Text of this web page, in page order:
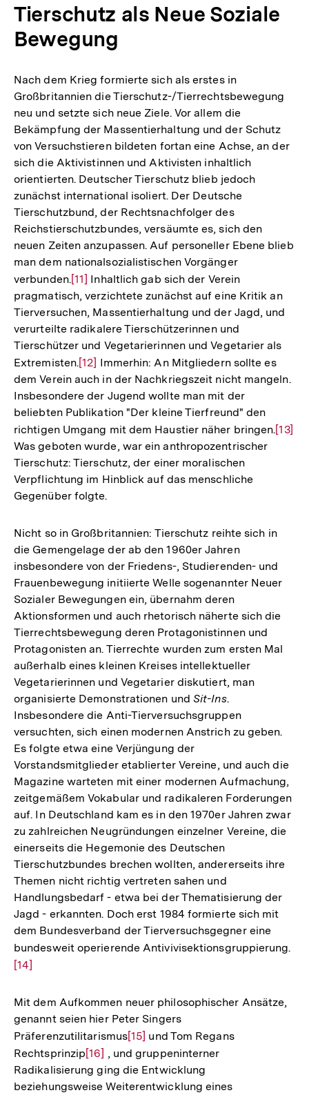
Fußnote
Tierschutz als Neue Soziale
Bewegung
Nach dem Krieg formierte sich als erstes in
Großbritannien die Tierschutz-/Tierrechtsbewegung
neu und setzte sich neue Ziele. Vor allem die
Bekämpfung der Massentierhaltung und der Schutz
von Versuchstieren bildeten fortan eine Achse, an der
sich die Aktivistinnen und Aktivisten inhaltlich
orientierten. Deutscher Tierschutz blieb jedoch
zunächst international isoliert. Der Deutsche
Tierschutzbund, der Rechtsnachfolger des
Reichstierschutzbundes, versäumte es, sich den
neuen Zeiten anzupassen. Auf personeller Ebene blieb
man dem nationalsozialistischen Vorgänger
verbunden.Zur
Auflösung
der
Fußnote
[11] Inhaltlich gab sich der Verein
pragmatisch, verzichtete zunächst auf eine Kritik an
Tierversuchen, Massentierhaltung und der Jagd, und
verurteilte radikalere Tierschützerinnen und
Tierschützer und Vegetarierinnen und Vegetarier als
Extremisten.Zur
Auflösung
der
Fußnote
[12] Immerhin: An Mitgliedern sollte es
dem Verein auch in der Nachkriegszeit nicht mangeln.
Insbesondere der Jugend wollte man mit der
beliebten Publikation "Der kleine Tierfreund" den
richtigen Umgang mit dem Haustier näher bringen.Zur
[13]
Was geboten wurde, war ein anthropozentrischer
Tierschutz: Tierschutz, der einer moralischen
Verpflichtung im Hinblick auf das menschliche
Gegenüber folgte.
Nicht so in Großbritannien: Tierschutz reihte sich in
die Gemengelage der ab den 1960er Jahren
insbesondere von der Friedens-, Studierenden- und
Frauenbewegung initiierte Welle sogenannter Neuer
Sozialer Bewegungen ein, übernahm deren
Aktionsformen und auch rhetorisch näherte sich die
Tierrechtsbewegung deren Protagonistinnen und
Protagonisten an. Tierrechte wurden zum ersten Mal
außerhalb eines kleinen Kreises intellektueller
Vegetarierinnen und Vegetarier diskutiert, man
organisierte Demonstrationen und Sit-Ins.
Insbesondere die Anti-Tierversuchsgruppen
versuchten, sich einen modernen Anstrich zu geben.
Es folgte etwa eine Verjüngung der
Vorstandsmitglieder etablierter Vereine, und auch die
Magazine warteten mit einer modernen Aufmachung,
zeitgemäßem Vokabular und radikaleren Forderungen
auf. In Deutschland kam es in den 1970er Jahren zwar
zu zahlreichen Neugründungen einzelner Vereine, die
einerseits die Hegemonie des Deutschen
Tierschutzbundes brechen wollten, andererseits ihre
Themen nicht richtig vertreten sahen und
Handlungsbedarf - etwa bei der Thematisierung der
Jagd - erkannten. Doch erst 1984 formierte sich mit
dem Bundesverband der Tierversuchsgegner eine
bundesweit operierende Antivivisektionsgruppierung.
[14]
Mit dem Aufkommen neuer philosophischer Ansätze,
genannt seien hier Peter Singers
PräferenzutilitarismusZur
Auflösung
der
Fußnote
[15] und Tom Regans
RechtsprinzipZur
Auflösung
der
[16] , und gruppeninterner
Radikalisierung ging die Entwicklung
beziehungsweise Weiterentwicklung eines